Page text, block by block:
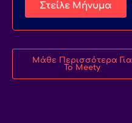
Στείλε Μήνυμα
Μάθε Περισσότερα Για
Το Meety